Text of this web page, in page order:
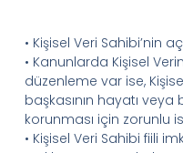
• Kişisel Veri Sahibi’nin
• Kanunlarda Kişisel
düzenleme var ise,
başkasının hayatı
korunması için zorunlu
• Kişisel Veri Sahibi fiili